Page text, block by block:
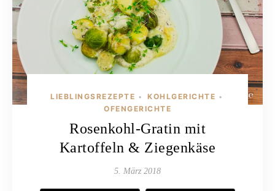
LIEBLINGSREZEPTE • KOHLGERICHTE •
OFENGERICHTE
Rosenkohl-Gratin mit
Kartoffeln & Ziegenkäse
5. März 2018